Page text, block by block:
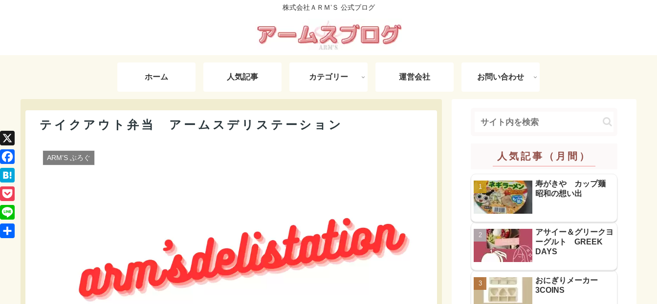
株式会社ＡＲＭ’Ｓ 公式ブログ
ホーム 人気記事 カテゴリー 運営会社 お問い合わせ
テイクアウト弁当 アームスデリステーション
ARM’S ぶろぐ
X
F
a
c
e
b
H
a
t
e
P
o
c
L
人気記事（月間）
寿がきや カップ麺
昭和の想い出
アサイー＆グリークヨ
ーグルト GREEK
DAYS
おにぎりメーカー
3COINS